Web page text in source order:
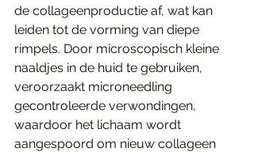
de collageenproductie af, wat kan
leiden tot de vorming van diepe
rimpels. Door microscopisch kleine
naaldjes in de huid te gebruiken,
veroorzaakt microneedling
gecontroleerde verwondingen,
waardoor het lichaam wordt
aangespoord om nieuw collageen